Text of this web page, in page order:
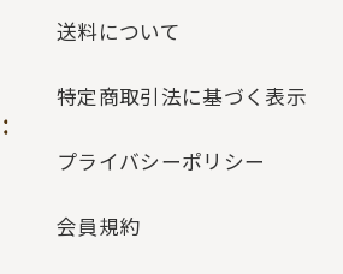
送料について
特定商取引法に基づく表示
プライバシーポリシー
会員規約